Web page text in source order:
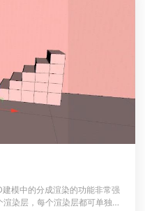
模中的分成渲染的功能非常强
染层，每个渲染层都可单独导